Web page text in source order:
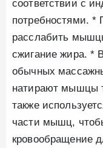
соответствии с
потребностями. *
расслабить
сжигание жира. *
обычных
натирают мышцы
также
части мышц,
кровообращение